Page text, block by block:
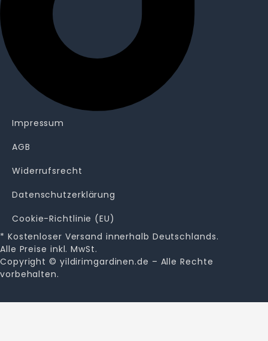
Impressum
AGB
Widerrufsrecht
Datenschutzerklärung
Cookie-Richtlinie (EU)
* Kostenloser Versand innerhalb Deutschlands.
Alle Preise inkl. MwSt.
Copyright © yildirimgardinen.de – Alle Rechte
vorbehalten.